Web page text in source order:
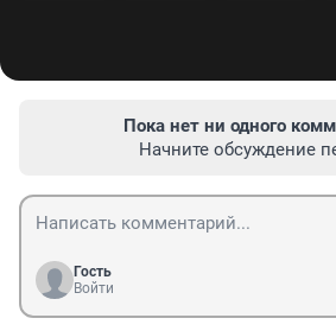
Пока нет ни одного
Начните обсуждение
Гость
Войти